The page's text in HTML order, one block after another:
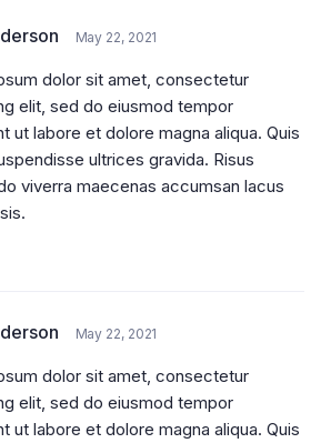
May 22, 2021
dolor sit amet, consectetur
elit, sed do eiusmod tempor
ut labore et dolore magna aliqua. Quis
ultrices gravida. Risus
viverra maecenas accumsan lacus
May 22, 2021
dolor sit amet, consectetur
elit, sed do eiusmod tempor
ut labore et dolore magna aliqua. Quis